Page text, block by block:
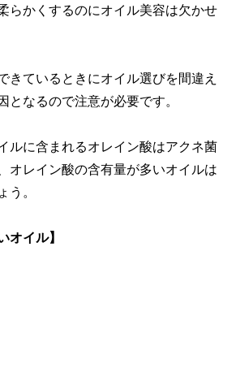
らかくするのにオイル美容は欠かせ
きているときにオイル選びを間違え
となるので注意が必要です。
ルに含まれるオレイン酸はアクネ菌
オレイン酸の含有量が多いオイルは
う。
オイル】